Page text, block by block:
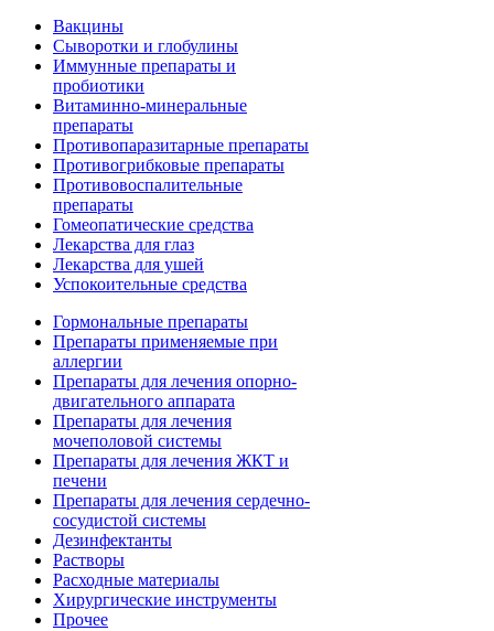
Вакцины
Сыворотки и глобулины
Иммунные препараты и
пробиотики
Витаминно-минеральные
препараты
Противопаразитарные препараты
Противогрибковые препараты
Противовоспалительные
препараты
Гомеопатические средства
Лекарства для глаз
Лекарства для ушей
Успокоительные средства
Гормональные препараты
Препараты применяемые при
аллергии
Препараты для лечения опорно-
двигательного аппарата
Препараты для лечения
мочеполовой системы
Препараты для лечения ЖКТ и
печени
Препараты для лечения сердечно-
сосудистой системы
Дезинфектанты
Растворы
Расходные материалы
Хирургические инструменты
Прочее